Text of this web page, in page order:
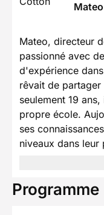
Mateo, directeur
passionné avec
d'expérience
rêvait de
seulement 19
propre école.
ses
niveaux dans leur
Programme